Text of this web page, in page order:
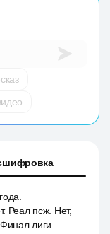
Реал псж. Нет,
лиги